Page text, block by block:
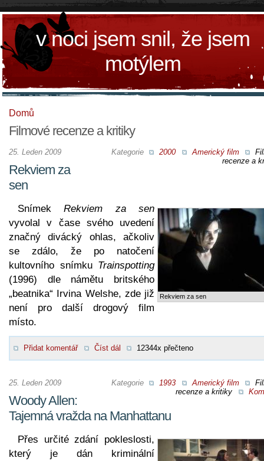
v noci jsem snil, že jsem
motýlem
Domů
Filmové recenze a kritiky
Kategorie 2000 Americký film
recenze a
25. Leden 2009
Rekviem za
sen
Rekviem za sen
SnímekRekviem za sen
vyvolal v čase svého uvedení
značný divácký ohlas, ačkoliv
se zdálo, že po natočení
kultovního snímku Trainspotting
(1996) dle námětu britského
„beatnika“ Irvina Welshe, zde již
není pro další drogový film
místo.
Přidat komentář Číst dál 12344x přečteno
Kategorie 1993 Americký film
recenze a kritiky
25. Leden 2009
Woody Allen:
Tajemná vražda na Manhattanu
Přes určité zdání pokleslosti,
který je dán kriminální